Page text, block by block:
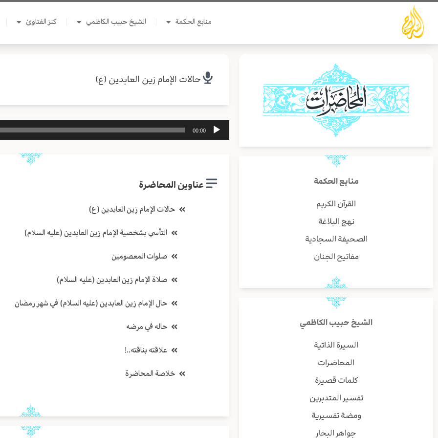
تخطي
المحتوى
منابع الحكمة الشيخ حبيب الكاظمي كنز الفتاوىٰ
منابع الحكمة
القرآن الكريم
نهج البلاغة
الصحيفة السجادية
مفاتيح الجنان
الشيخ حبيب الكاظمي
السيرة الذاتية
المحاضرات
كلمات قصيرة
تفسير المتدبرين
ومضة تفسيرية
جواهر البحار
حالات الإمام زين العابدين (ع)
مشغل
00:00
عناوين المحاضرة
حالات الإمام زين العابدين (ع)
التأسي بشخصية الإمام زين العابدين (عليه السلام)
صلوات المعصومين
صلاة الإمام زين العابدين (عليه السلام)
حال الإمام زين العابدين (عليه السلام) في شهر رمضان
حاله في مرضه
علاقته بناقته..!
خلاصة المحاضرة